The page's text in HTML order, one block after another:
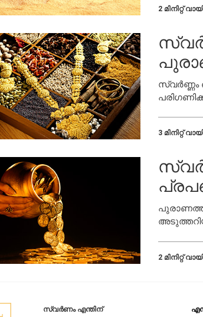
2 മിനിറ്റ്
3 മിനിറ്റ്
2 മിനിറ്റ്
സ്വർണം എന്തിന്